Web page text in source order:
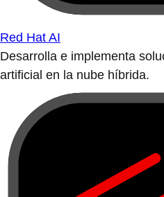
Red Hat AI
Desarrolla e implementa
artificial en la nube híbrida.